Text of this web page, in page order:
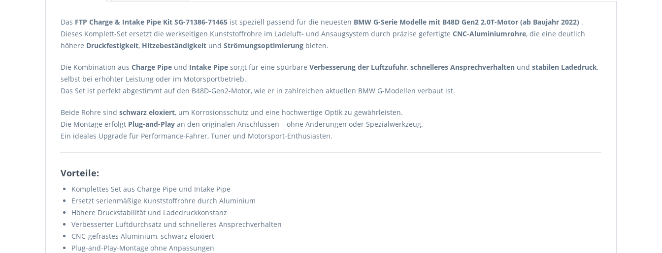
Das FTP Charge & Intake Pipe Kit SG-71386-71465 ist speziell passend für die neuesten BMW G-Serie Modelle mit B48D Gen2 2.0T-Motor (ab Baujahr 2022) .
Dieses Komplett-Set ersetzt die werkseitigen Kunststoffrohre im Ladeluft- und Ansaugsystem durch präzise gefertigte CNC-Aluminiumrohre, die eine deutlich
höhere Druckfestigkeit, Hitzebeständigkeit und Strömungsoptimierung bieten.
Die Kombination aus Charge Pipe und Intake Pipe sorgt für eine spürbare Verbesserung der Luftzufuhr, schnelleres Ansprechverhalten und stabilen Ladedruck,
selbst bei erhöhter Leistung oder im Motorsportbetrieb.
Das Set ist perfekt abgestimmt auf den B48D-Gen2-Motor, wie er in zahlreichen aktuellen BMW G-Modellen verbaut ist.
Beide Rohre sind schwarz eloxiert, um Korrosionsschutz und eine hochwertige Optik zu gewährleisten.
Die Montage erfolgt Plug-and-Play an den originalen Anschlüssen – ohne Änderungen oder Spezialwerkzeug.
Ein ideales Upgrade für Performance-Fahrer, Tuner und Motorsport-Enthusiasten.
Vorteile:
Komplettes Set aus Charge Pipe und Intake Pipe
Ersetzt serienmäßige Kunststoffrohre durch Aluminium
Höhere Druckstabilität und Ladedruckkonstanz
Verbesserter Luftdurchsatz und schnelleres Ansprechverhalten
CNC-gefrästes Aluminium, schwarz eloxiert
Plug-and-Play-Montage ohne Anpassungen